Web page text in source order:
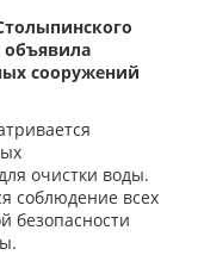
объявила
сооружений
очистки воды.
соблюдение всех
безопасности